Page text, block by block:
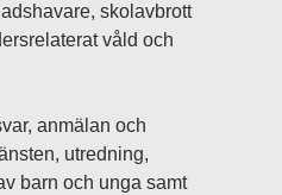
skolavbrott
våld och
anmälan och
utredning,
barn och unga samt